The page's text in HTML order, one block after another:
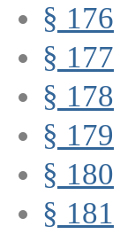
§ 176
§ 177
§ 178
§ 179
§ 180
§ 181